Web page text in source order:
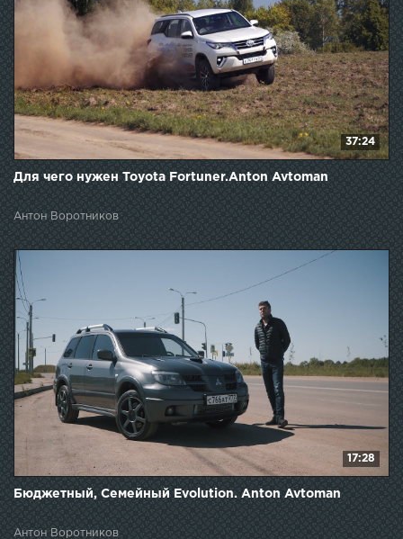
37:24
Для чего нужен Toyota Fortuner.Anton Avtoman
Антон Воротников
17:28
Бюджетный, Семейный Evolution. Anton Avtoman
Антон Воротников